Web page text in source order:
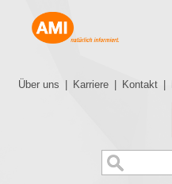
Über uns Karriere Kontakt